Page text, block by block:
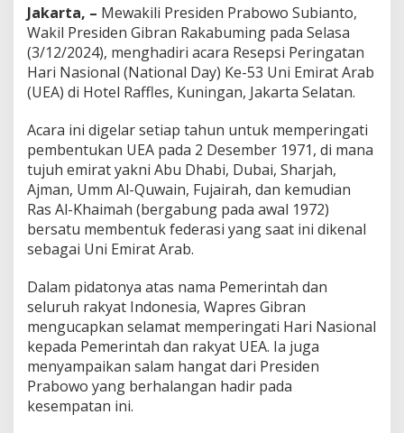
a
P
e
r
d
a
i
a
n
D
u
n
i
!
Jakarta, – Mewakili Presiden Prabowo Subianto,
Wakil Presiden Gibran Rakabuming pada Selasa
(3/12/2024), menghadiri acara Resepsi Peringatan
Hari Nasional (National Day) Ke-53 Uni Emirat Arab
(UEA) di Hotel Raffles, Kuningan, Jakarta Selatan.
Acara ini digelar setiap tahun untuk memperingati
pembentukan UEA pada 2 Desember 1971, di mana
tujuh emirat yakni Abu Dhabi, Dubai, Sharjah,
Ajman, Umm Al-Quwain, Fujairah, dan kemudian
Ras Al-Khaimah (bergabung pada awal 1972)
bersatu membentuk federasi yang saat ini dikenal
sebagai Uni Emirat Arab.
Dalam pidatonya atas nama Pemerintah dan
seluruh rakyat Indonesia, Wapres Gibran
mengucapkan selamat memperingati Hari Nasional
kepada Pemerintah dan rakyat UEA. Ia juga
menyampaikan salam hangat dari Presiden
Prabowo yang berhalangan hadir pada
kesempatan ini.